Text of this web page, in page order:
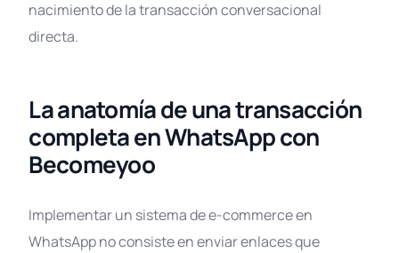
nacimiento de la transacción conversacional
directa.
La anatomía de una transacción
completa en WhatsApp con
Becomeyoo
Implementar un sistema de e-commerce en
WhatsApp no consiste en enviar enlaces que